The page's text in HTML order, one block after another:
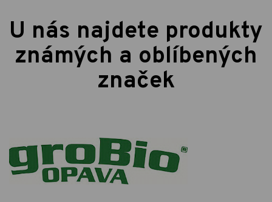
U nás najdete produkty
známých a oblíbených
značek